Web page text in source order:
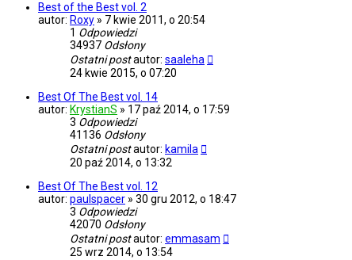
Best of the Best vol. 2
autor: Roxy » 7 kwie 2011, o 20:54
1 Odpowiedzi
34937 Odsłony
Ostatni postautor: saaleha
24 kwie 2015, o 07:20
Best Of The Best vol. 14
autor: KrystianS » 17 paź 2014, o 17:59
3 Odpowiedzi
41136 Odsłony
Ostatni postautor: kamila
20 paź 2014, o 13:32
Best Of The Best vol. 12
autor: paulspacer » 30 gru 2012, o 18:47
3 Odpowiedzi
42070 Odsłony
Ostatni postautor: emmasam
25 wrz 2014, o 13:54